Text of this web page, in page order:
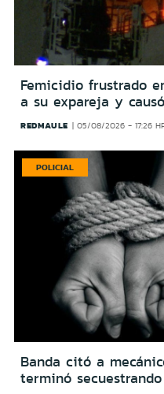
Femicidio frustrado
a su expareja y
REDMAULE 05/08/2026 - 17:26
POLICIAL
Banda citó a
terminó